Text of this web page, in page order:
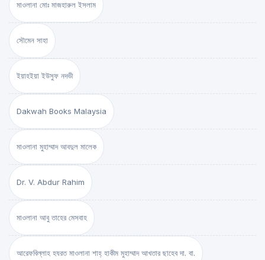
মাওলানা মোঃ মাজহারুল ইসলাম
সৌমেন সাহা
ইয়াহইয়া ইউসুফ নদভী
Dakwah Books Malaysia
মাওলানা মুহাম্মাদ আবদুল মালেক
Dr. V. Abdur Rahim
মাওলানা আবু তাহের মেসবাহ
আরেফবিল্লাহ হযরত মাওলানা শাহ্ হাকীম মুহাম্মাদ আখতার ছাহেব দা. বা.